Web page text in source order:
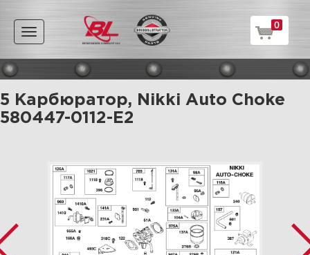
Toggle
navigation
0
5 Карбюратор, Nikki Auto Choke
580447-0112-E2